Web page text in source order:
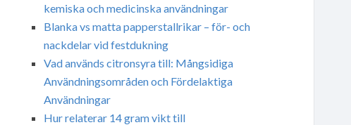
kemiska och medicinska användningar
Blanka vs matta papperstallrikar – för- och
nackdelar vid festdukning
Vad används citronsyra till: Mångsidiga
Användningsområden och Fördelaktiga
Användningar
Hur relaterar 14 gram vikt till